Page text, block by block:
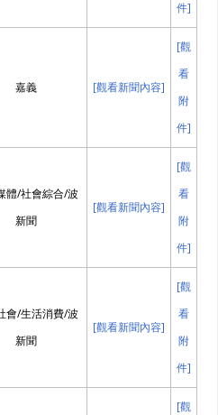
件]
嘉義 [觀看新聞內容]
[觀
看
附
件]
體/社會綜合/波
新聞
[觀看新聞內容]
[觀
看
附
件]
會/生活消費/波
新聞
[觀看新聞內容]
[觀
看
附
件]
[觀